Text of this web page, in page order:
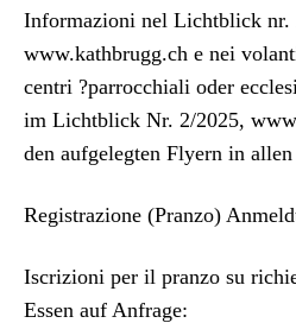
Infor­mazioni nel Licht­blick nr.
www.kathbrugg.ch e nei
cen­tri ?par­roc­chiali oder
im Licht­blick Nr. 2/2025,
den aufgelegten Fly­ern in
Reg­is­trazione (Pran­zo)
Iscrizioni per il pran­zo su
Essen auf Anfrage: